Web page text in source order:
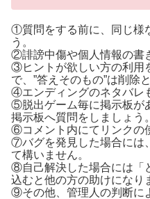
①質問をする前に、同じ様
う。
②誹謗中傷や個人情報の書
③ヒントが欲しい方の利用
で、”答えそのもの”は削除
④エンディングのネタバレ
⑤脱出ゲーム毎に掲示板が
掲示板へ質問をしましょう。
⑥コメント内にてリンクの
⑦バグを発見した場合には
て構いません。
⑧自己解決した場合には「
込むと他の方の助けになり
⑨その他、管理人の判断に